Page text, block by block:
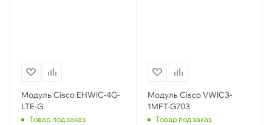
Модуль Cisco EHWIC-4G-
LTE-G
Товар под заказ
Модуль Cisco VWIC3-
1MFT-G703
Товар под заказ